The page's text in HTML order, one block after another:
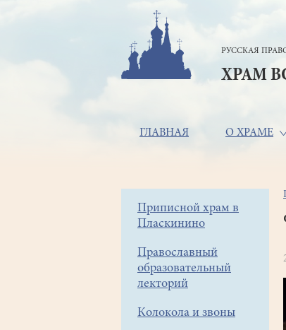
РУССКАЯ
ХРАМ
Основная
ГЛАВНАЯ О ХРАМЕ
Боковое
меню
Приписной храм в
Пласкинино
Православный
образовательный
лекторий
Колокола и звоны